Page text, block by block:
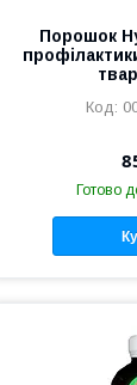
Порошок
Готово